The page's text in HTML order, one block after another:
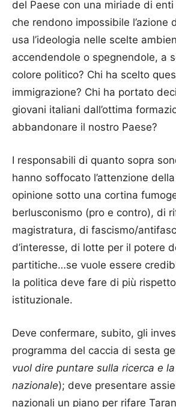
del Paese con una miriade di
che rendono impossibile l’azione
usa l’ideologia nelle scelte
accendendole o spegnendole, a
colore politico? Chi ha scelto
immigrazione? Chi ha portato
giovani italiani dall’ottima
abbandonare il nostro Paese?
I responsabili di quanto sopra
hanno soffocato l’attenzione
opinione sotto una cortina
berlusconismo (pro e contro), di
magistratura, di fascismo/
d’interesse, di lotte per il potere
partitiche…se vuole essere
la politica deve fare di più
istituzionale.
Deve confermare, subito, gli
programma del caccia di sesta
vuol dire puntare sulla ricerca e
nazionale); deve presentare
nazionali un piano per rifare